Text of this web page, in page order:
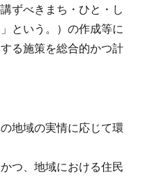
ずべきまち・ひと・し
という。）の作成等に
る施策を総合的かつ計
地域の実情に応じて環
つ、地域における住民